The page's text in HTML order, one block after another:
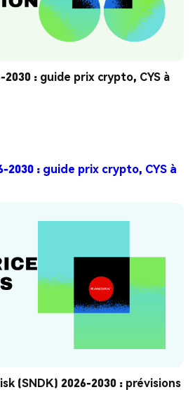
2030 : guide prix crypto, CYS à
2030 : guide prix crypto, CYS à
(SNDK) 2026-2030 : prévisions